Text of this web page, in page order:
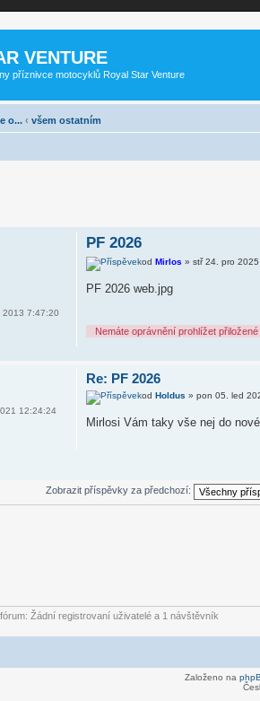
VENTURE
příznivce motocyklů Royal Star Venture
o... ‹ všem ostatním
PF 2026
od Mirlos » stř 24. pro
PF 2026 web.jpg
Nemáte oprávnění prohlížet
2013 7:47:20
Re: PF 2026
od Holdus » pon 05. led
Mirlosi Vám taky vše nej do
12:24:24
Zobrazit příspěvky za předchozí:
Žádní registrovaní uživatelé a 1 návštěvník
Založeno na